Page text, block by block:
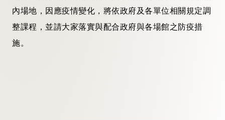
內場地，因應疫情變化，將依政府及各單位相關規定調
整課程，並請大家落實與配合政府與各場館之防疫措
施。